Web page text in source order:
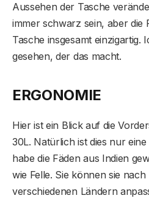
Aussehen der Tasche
immer schwarz sein, aber die
Tasche insgesamt einzigartig.
gesehen, der das macht.
ERGONOMIE
Hier ist ein Blick auf die
30L. Natürlich ist dies nur
habe die Fäden aus Indien
wie Felle. Sie können sie nach
verschiedenen Ländern